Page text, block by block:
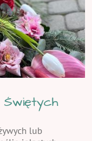
Świętych
lub